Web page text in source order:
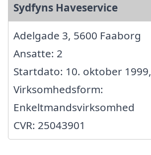
Sydfyns Haveservice
Adelgade 3, 5600 Faaborg
Ansatte: 2
Startdato: 10. oktober 1999,
Virksomhedsform:
Enkeltmandsvirksomhed
CVR: 25043901